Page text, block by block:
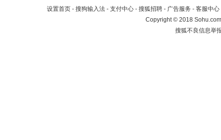
设置首页 - 搜狗输入法 - 支付中心 - 搜狐招聘 - 广告服务 - 客服中心
Copyright©2018
搜狐不良信息举